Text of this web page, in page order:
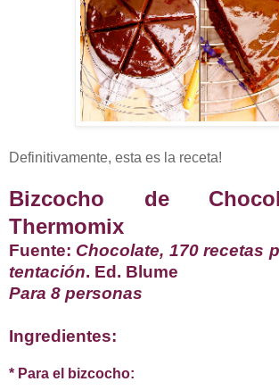
Definitivamente, esta es la receta!
Bizcocho de
Thermomix
Fuente: Chocolate, 170 recetas
tentación. Ed. Blume
Para 8 personas
Ingredientes:
* Para el bizcocho: